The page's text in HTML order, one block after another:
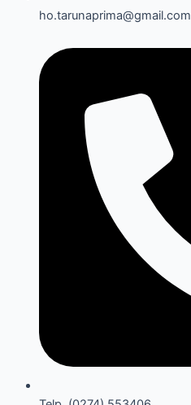
ho.tarunaprima@gmail.com